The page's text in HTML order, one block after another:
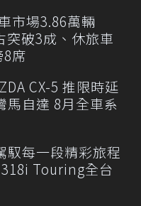
市場3.86萬輛
突破3成、休旅車
8席
CX-5 推限時延
馬自達 8月全車系
馭每一段精彩旅程
318i Touring全台